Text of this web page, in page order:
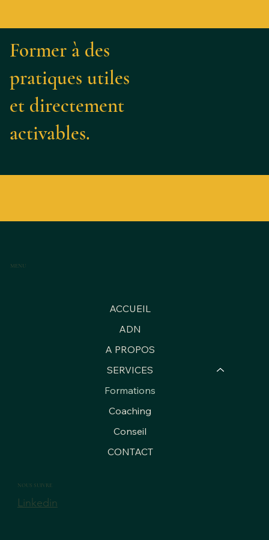
Former à des
pratiques utiles
et directement
activables.
MENU
ACCUEIL
ADN
A PROPOS
SERVICES
Formations
Coaching
Conseil
CONTACT
NOUS SUIVRE
Linkedin